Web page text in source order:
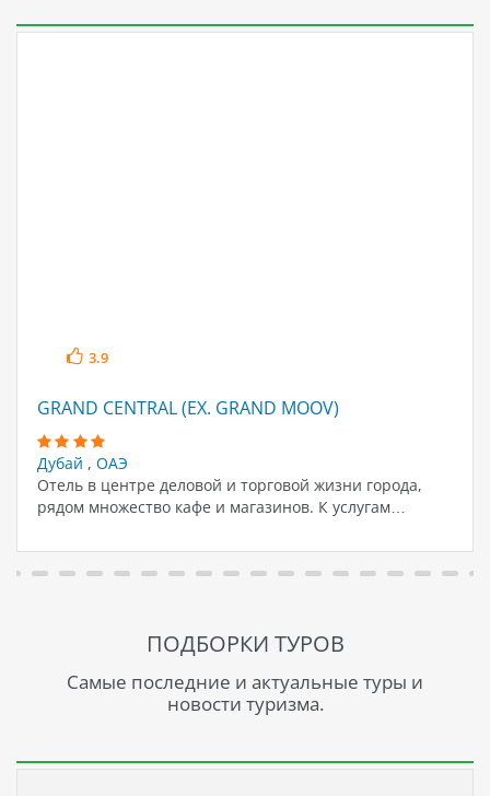
3.9
GRAND CENTRAL (EX. GRAND MOOV)
Дубай , ОАЭ
Отель в центре деловой и торговой жизни города,
рядом множество кафе и магазинов. К услугам…
ПОДБОРКИ ТУРОВ
Самые последние и актуальные туры и
новости туризма.